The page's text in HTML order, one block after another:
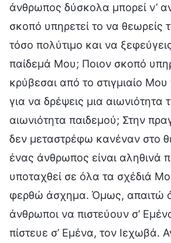
άνθρωπος δύσκολα μπορεί ν’
σκοπό υπηρετεί το να θεωρείς
τόσο πολύτιμο και να
παίδεμά Μου; Ποιον σκοπό
κρύβεσαι από το στιγμιαίο
για να δρέψεις μια αιωνιότητα
αιωνιότητα παιδεμού; Στην
δεν μεταστρέφω κανέναν στο
ένας άνθρωπος είναι αληθινά
υποταχθεί σε όλα τα σχέδιά
φερθώ άσχημα. Όμως, απαιτώ
άνθρωποι να πιστεύουν σ’
πίστευε σ’ Εμένα, τον Ιεχωβά.